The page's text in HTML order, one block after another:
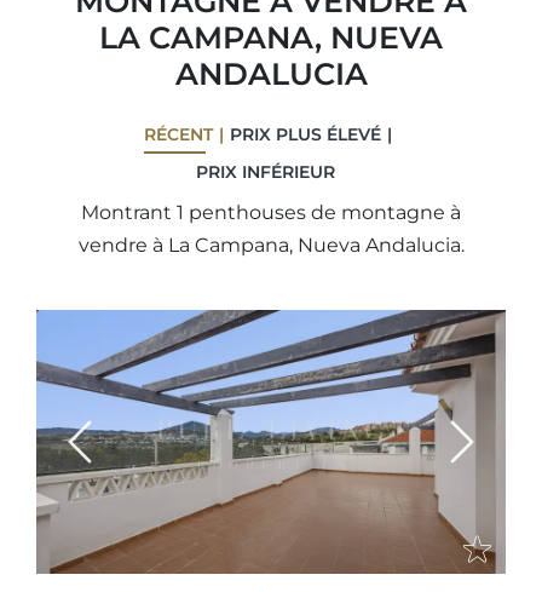
LA CAMPANA, NUEVA
ANDALUCIA
RÉCENT
PRIX ​​PLUS ÉLEVÉ
PRIX ​​INFÉRIEUR
Montrant 1 penthouses de montagne à
vendre à La Campana, Nueva Andalucia.
Previous Next